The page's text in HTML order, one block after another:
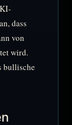
dass
von
wird.
bullische